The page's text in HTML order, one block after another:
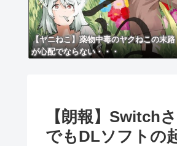
【ヤニねこ】薬物中毒のヤクねこの末路
が心配でならない・・・
【朗報】Switch
でもDLソフトの